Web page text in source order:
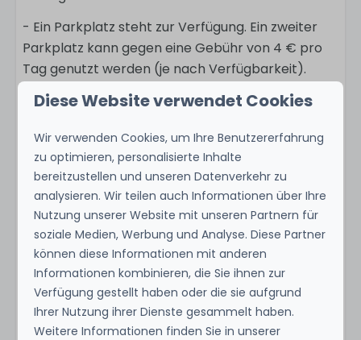
- Ein Parkplatz steht zur Verfügung. Ein zweiter
Parkplatz kann gegen eine Gebühr von 4 € pro
Tag genutzt werden (je nach Verfügbarkeit).
- Eigene Boote dürfen mitgebracht werden
Zuwasserlassen betragen 75 €. Eine vorherige
Reservierung wird empfohlen.
- Angeln ist ausschließlich von der privaten
Terrasse aus erlaubt. In den Wintermonaten (1.
November bis 1. April) darf zusätzlich am - Ende
des Hafens geangelt werden. Bitte beachten Sie,
dass hierfür ein gültiger Angelschein erforderlich
ist.
Diese Website verwendet Cookies
Wir verwenden Cookies, um Ihre Benutzererfahrung
zu optimieren, personalisierte Inhalte
bereitzustellen und unseren Datenverkehr zu
analysieren. Wir teilen auch Informationen über Ihre
Nutzung unserer Website mit unseren Partnern für
soziale Medien, Werbung und Analyse. Diese Partner
können diese Informationen mit anderen
Informationen kombinieren, die Sie ihnen zur
Verfügung gestellt haben oder die sie aufgrund
Ihrer Nutzung ihrer Dienste gesammelt haben.
Weitere Informationen finden Sie in unserer